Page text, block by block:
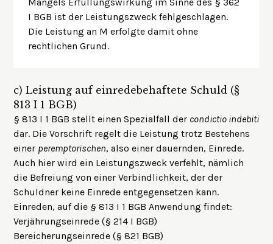
Mangels Erfüllungswirkung im Sinne des § 362
I BGB ist der Leistungszweck fehlgeschlagen.
Die Leistung an M erfolgte damit ohne
rechtlichen Grund.
c) Leistung auf einredebehaftete Schuld (§
813 I 1 BGB)
§ 813 I 1 BGB stellt einen Spezialfall der condictio indebiti
dar. Die Vorschrift regelt die Leistung trotz Bestehens
einer peremptorischen, also einer dauernden, Einrede.
Auch hier wird ein Leistungszweck verfehlt, nämlich
die Befreiung von einer Verbindlichkeit, der der
Schuldner keine Einrede entgegensetzen kann.
Einreden, auf die § 813 I 1 BGB Anwendung findet:
Verjährungseinrede (§ 214 I BGB)
Bereicherungseinrede (§ 821 BGB)